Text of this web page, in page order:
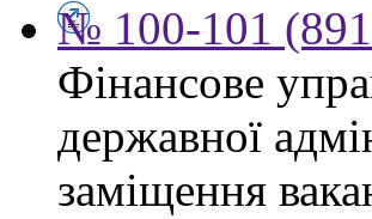
№ 100-101
Фінансове
державної
заміщення